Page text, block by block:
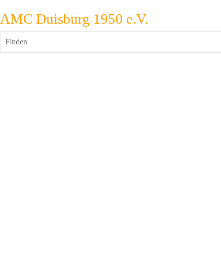
AMC Duisburg 1950 e.V.
Finden